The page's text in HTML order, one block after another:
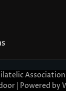
Association
| Powered by